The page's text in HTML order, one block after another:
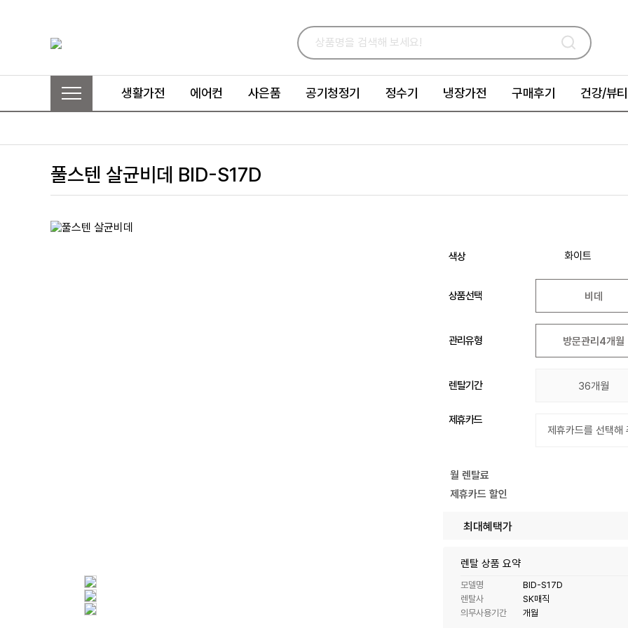
생활가전 에어컨 사은품 공기청정기 정수기 냉장가전 구매후기 건강/뷰티
풀스텐 살균비데 BID-S17D
색상 화이트
상품선택 비데
관리유형 방문관리4개월
렌탈기간 36개월
제휴카드
월 렌탈료
제휴카드 할인
최대혜택가
렌탈 상품 요약
모델명
BID-S17D
렌탈사
SK매직
의무사용기간
개월